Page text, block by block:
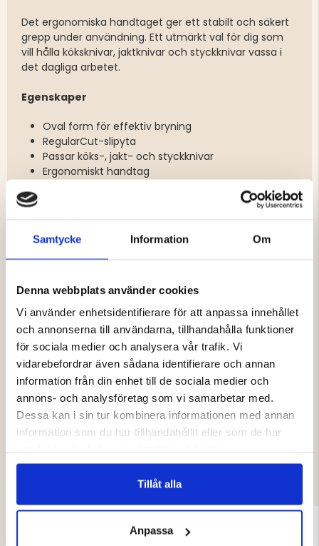
Samtycke Information Om
Denna webbplats använder cookies
Vi använder enhetsidentifierare för att anpassa innehållet
och annonserna till användarna, tillhandahålla funktioner
för sociala medier och analysera vår trafik. Vi
vidarebefordrar även sådana identifierare och annan
information från din enhet till de sociala medier och
annons- och analysföretag som vi samarbetar med.
Dessa kan i sin tur kombinera informationen med annan
information som du har tillhandahållit eller som de har
Tillåt alla
Anpassa
Det ergonomiska handtaget ger ett stabilt och säkert
grepp under användning. Ett utmärkt val för dig som
vill hålla köksknivar, jaktknivar och styckknivar vassa i
det dagliga arbetet.
Egenskaper
Oval form för effektiv bryning
RegularCut-slipyta
Passar köks-, jakt- och styckknivar
Ergonomiskt handtag
Längd: 30 cm
Slipyta: RegularCut
Varumärke
AV